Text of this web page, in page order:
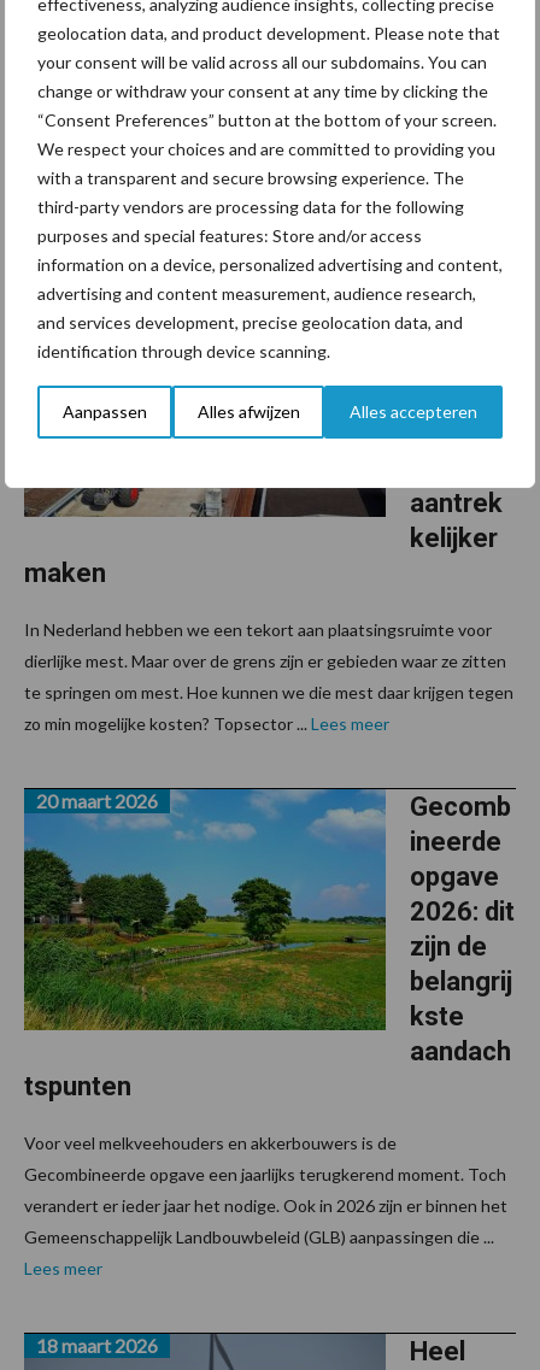
geolocation data, and product development. Please note that
your consent will be valid across all our subdomains. You can
change or withdraw your consent at any time by clicking the
“Consent Preferences” button at the bottom of your screen.
We respect your choices and are committed to providing you
with a transparent and secure browsing experience. The
third-party vendors are processing data for the following
purposes and special features: Store and/or access
information on a device, personalized advertising and content,
advertising and content measurement, audience research,
and services development, precise geolocation data, and
identification through device scanning.
Aanpassen Alles afwijzen Alles accepteren
stikstof
beleid
Een groep onafhankelijke onderzoekers heeft een verkenning
gepubliceerd over de Nederlandse stikstofproblematiek. In het
rapport, 'De Nederlandse stikstofcrisis: Van verwarring naar
verbinding', wordt voorgesteld om milieukundige, ...Lees meer
Mesttra
nsport
kan
aantrek
kelijker
maken
24 maart 2026
In Nederland hebben we een tekort aan plaatsingsruimte voor
dierlijke mest. Maar over de grens zijn er gebieden waar ze zitten
te springen om mest. Hoe kunnen we die mest daar krijgen tegen
zo min mogelijke kosten? Topsector ... Lees meer
Gecomb
ineerde
opgave
2026: dit
zijn de
belangrij
kste
aandach
tspunten
20 maart 2026
Voor veel melkveehouders en akkerbouwers is de
Gecombineerde opgave een jaarlijks terugkerend moment. Toch
verandert er ieder jaar het nodige. Ook in 2026 zijn er binnen het
Gemeenschappelijk Landbouwbeleid (GLB) aanpassingen die ...
Lees meer
Heel
18 maart 2026